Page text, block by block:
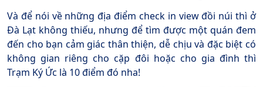
Và để nói về những địa điểm check in view đồi núi thì ở
Đà Lạt không thiếu, nhưng để tìm được một quán đem
đến cho bạn cảm giác thân thiện, dễ chịu và đặc biệt có
không gian riêng cho cặp đôi hoặc cho gia đình thì
Trạm Ký Ức là 10 điểm đó nha!